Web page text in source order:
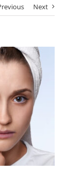
Next